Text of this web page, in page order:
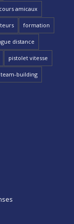
amicaux
formation
distance
pistolet vitesse
team-building